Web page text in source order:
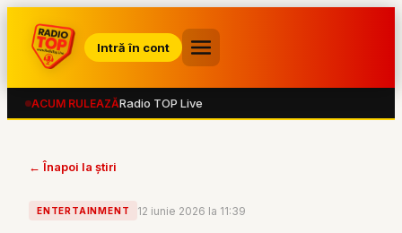
Intră în cont
ACUM RULEAZĂRadio TOP Live
← Înapoi la știri
ENTERTAINMENT 12 iunie 2026 la 11:39